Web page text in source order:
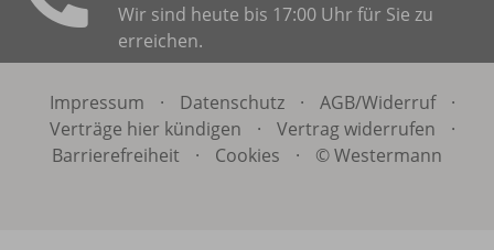
Wir sind heute bis 17:00 Uhr für Sie zu
erreichen.
Impressum · Datenschutz · AGB/Widerruf
·
Verträge hier kündigen
· Vertrag widerrufen
·
Barrierefreiheit
· Cookies · © Westermann